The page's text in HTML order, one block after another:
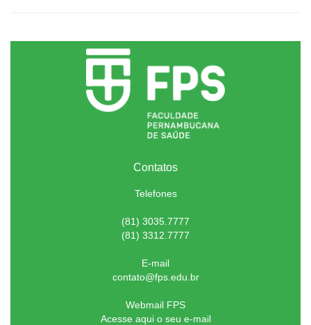
Contatos
Telefones
(81) 3035.7777
(81) 3312.7777
E-mail
contato@fps.edu.br
Webmail FPS
Acesse aqui o seu e-mail